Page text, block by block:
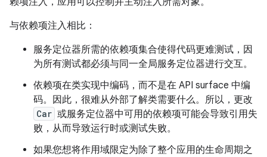
与依赖项注入相比：
服务定位器所需的依赖项集合使得代码更难测试，因
为所有测试都必须与同一全局服务定位器进行交互。
依赖项在类实现中编码，而不是在 API surface 中编
码。因此，很难从外部了解类需要什么。所以，更改
Car 或服务定位器中可用的依赖项可能会导致引用失
败，从而导致运行时或测试失败。
如果您想将作用域限定为除了整个应用的生命周期之